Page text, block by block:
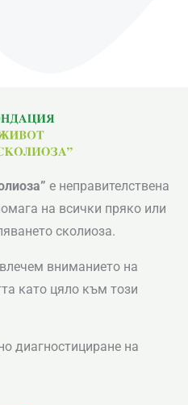
е неправителствена
на всички пряко или
сколиоза.
вниманието на
като цяло към този
диагностициране на